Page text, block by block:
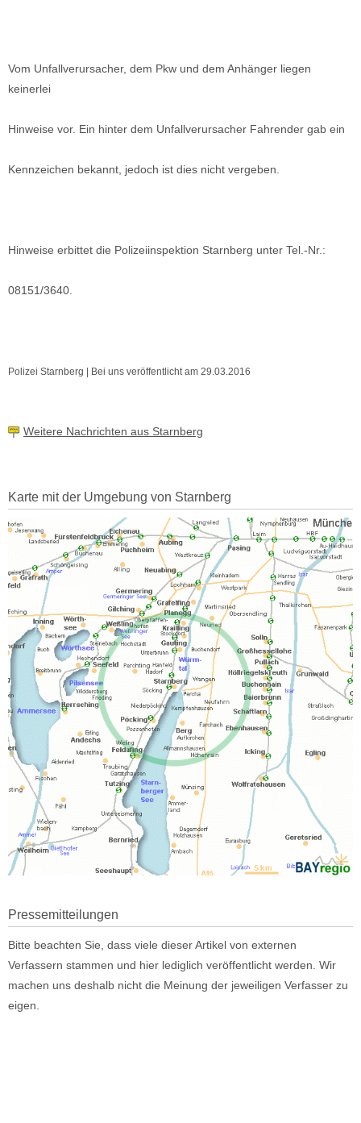
Vom Unfallverursacher, dem Pkw und dem Anhänger liegen
keinerlei
Hinweise vor. Ein hinter dem Unfallverursacher Fahrender gab ein
Kennzeichen bekannt, jedoch ist dies nicht vergeben.
Hinweise erbittet die Polizeiinspektion Starnberg unter Tel.-Nr.:
08151/3640.
Polizei Starnberg | Bei uns veröffentlicht am 29.03.2016
Weitere Nachrichten aus Starnberg
Karte mit der Umgebung von Starnberg
Pressemitteilungen
Bitte beachten Sie, dass viele dieser Artikel von externen
Verfassern stammen und hier lediglich veröffentlicht werden. Wir
machen uns deshalb nicht die Meinung der jeweiligen Verfasser zu
eigen.